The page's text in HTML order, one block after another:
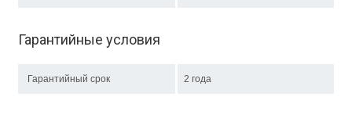
Гарантийные условия
Гарантийный срок 2 года